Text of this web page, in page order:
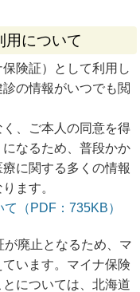
用について
険証）として利用し
の情報がいつでも閲
、ご本人の同意を得
なるため、普段かか
に関する多くの情報
ます。
（PDF：735KB）
が廃止となるため、マ
います。マイナ保険
については、北海道